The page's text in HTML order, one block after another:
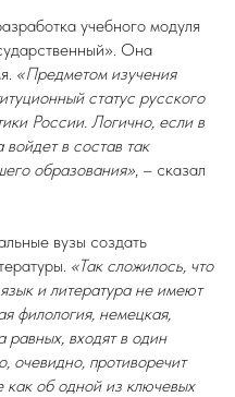
учебного модуля
Она
«Предметом изучения
статус русского
России. Логично, если в
в состав так
образования», – сказал
вузы создать
«Так сложилось, что
и литература не имеют
филология, немецкая,
равных, входят в один
очевидно, противоречит
как об одной из ключевых